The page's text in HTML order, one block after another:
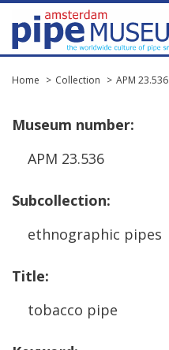
Home Collection APM 23.536
Museum number:
APM 23.536
Subcollection:
ethnographic pipes
Title:
tobacco pipe